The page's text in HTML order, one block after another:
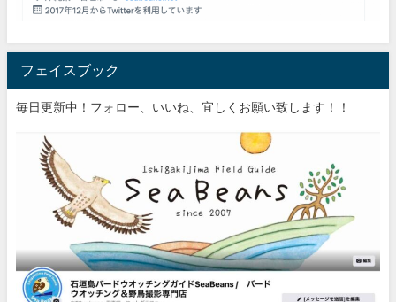
フェイスブック
毎日更新中！フォロー、いいね、宜しくお願い致します！！